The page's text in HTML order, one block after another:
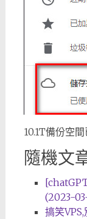
10.1T備份空
隨機文
(2023-
搞笑